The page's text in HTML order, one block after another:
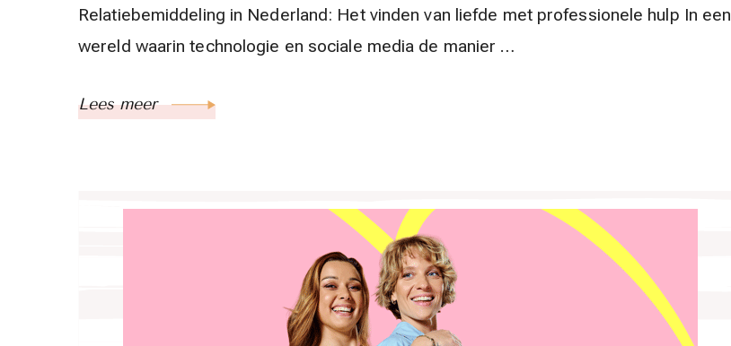
Relatiebemiddeling in Nederland: Het vinden van liefde met professionele hulp In een
wereld waarin technologie en sociale media de manier …
Lees meer